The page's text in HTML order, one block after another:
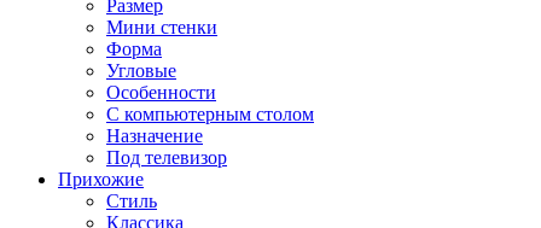
Размер
Мини стенки
Форма
Угловые
Особенности
С компьютерным столом
Назначение
Под телевизор
Прихожие
Стиль
Классика